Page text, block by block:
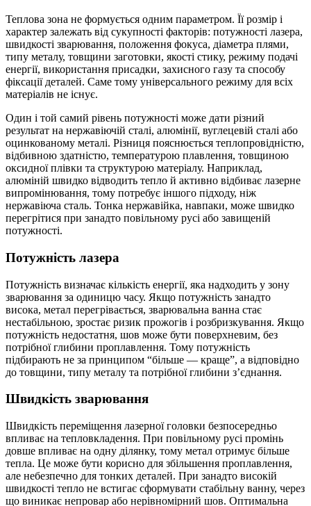
Теплова зона не формується одним параметром. Її розмір і
характер залежать від сукупності факторів: потужності лазера,
швидкості зварювання, положення фокуса, діаметра плями,
типу металу, товщини заготовки, якості стику, режиму подачі
енергії, використання присадки, захисного газу та способу
фіксації деталей. Саме тому універсального режиму для всіх
матеріалів не існує.
Один і той самий рівень потужності може дати різний
результат на нержавіючій сталі, алюмінії, вуглецевій сталі або
оцинкованому металі. Різниця пояснюється теплопровідністю,
відбивною здатністю, температурою плавлення, товщиною
оксидної плівки та структурою матеріалу. Наприклад,
алюміній швидко відводить тепло й активно відбиває лазерне
випромінювання, тому потребує іншого підходу, ніж
нержавіюча сталь. Тонка нержавійка, навпаки, може швидко
перегрітися при занадто повільному русі або завищеній
потужності.
Потужність лазера
Потужність визначає кількість енергії, яка надходить у зону
зварювання за одиницю часу. Якщо потужність занадто
висока, метал перегрівається, зварювальна ванна стає
нестабільною, зростає ризик прожогів і розбризкування. Якщо
потужність недостатня, шов може бути поверхневим, без
потрібної глибини проплавлення. Тому потужність
підбирають не за принципом “більше — краще”, а відповідно
до товщини, типу металу та потрібної глибини з’єднання.
Швидкість зварювання
Швидкість переміщення лазерної головки безпосередньо
впливає на тепловкладення. При повільному русі промінь
довше впливає на одну ділянку, тому метал отримує більше
тепла. Це може бути корисно для збільшення проплавлення,
але небезпечно для тонких деталей. При занадто високій
швидкості тепло не встигає сформувати стабільну ванну, через
що виникає непровар або нерівномірний шов. Оптимальна